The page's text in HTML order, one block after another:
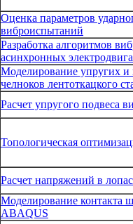
Оценка параметров
виброиспытаний
Разработка алгоритмов
асинхронных
Моделирование упругих и
челноков лентоткацкого
Расчет упругого подвеса
Топологическая
Расчет напряжений в
Моделирование контакта
ABAQUS